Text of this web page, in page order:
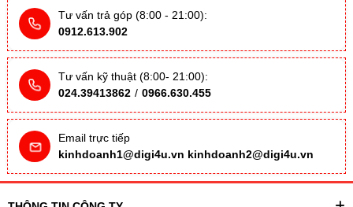
Tư vấn trả góp (8:00 - 21:00):
0912.613.902
Tư vấn kỹ thuật (8:00- 21:00):
024.39413862 / 0966.630.455
Email trực tiếp
kinhdoanh1@digi4u.vn kinhdoanh2@digi4u.vn